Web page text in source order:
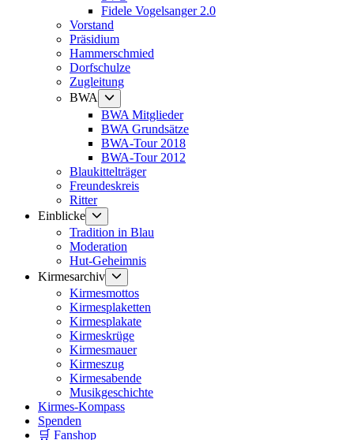
Fidele Vogelsanger 2.0
Vorstand
Präsidium
Hammerschmied
Dorfschulze
Zugleitung
BWA
Untermenü
anzeigen
BWA Mitglieder
BWA Grundsätze
BWA-Tour 2018
BWA-Tour 2012
Blaukittelträger
Freundeskreis
Ritter
Einblicke
anzeigen
Tradition in Blau
Moderation
Hut-Geheimnis
Kirmesarchiv
anzeigen
Kirmesmottos
Kirmesplaketten
Kirmesplakate
Kirmeskrüge
Kirmesmauer
Kirmeszug
Kirmesabende
Musikgeschichte
Kirmes-Kompass
Spenden
🛒 Fanshop